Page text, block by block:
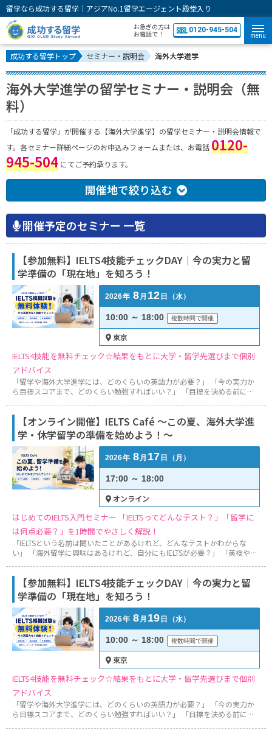
留学なら成功する留学｜アジアNo.1留学エージェント殿堂入り
お急ぎの方は
お電話で！
0120-945-504
menu
成功する留学トップ セミナー・説明会 海外大学進学
海外大学進学の留学セミナー・説明会（無
料）
「成功する留学」が開催する【海外大学進学】の留学セミナー・説明会情報で
す。各セミナー詳細ページのお申込みフォームまたは、お電話0120-
945-504 にてご予約承ります。
開催地で絞り込む
開催予定のセミナー 一覧
【参加無料】IELTS4技能チェックDAY｜今の実力と留
学準備の「現在地」を知ろう！
2026年 8月 12 日 （水）
10:00 ～ 18:00 複数時間で開催
東京
IELTS4技能を無料チェック☆結果をもとに大学・留学先選びまで個別
アドバイス
「留学や海外大学進学には、どのくらいの英語力が必要？」 「今の実力か
ら目標スコアまで、どのくらい勉強すればいい？」 「目標を決める前に、
ント」です。 当日は、「成功する留学」の東京・日本橋本社へお越しいた
だき、パソコンを使ってIE...
【オンライン開催】IELTS Café ～この夏、海外大学進
学・休学留学の準備を始めよう！～
2026年 8月 17 日 （月）
17:00 ～ 18:00
オンライン
はじめてのIELTS入門セミナー 「IELTSってどんなテスト？」「留学に
は何点必要？」を1時間でやさしく解説！
「IELTSという名前は聞いたことがあるけれど、どんなテストかわからな
い」 「海外留学に興味はあるけれど、自分にもIELTSが必要？」 「英検や
す。 夏休みは、将来の進路や留学について考え、準備を始めるのにぴった
りのタイミングです。 ...
【参加無料】IELTS4技能チェックDAY｜今の実力と留
学準備の「現在地」を知ろう！
2026年 8月 19 日 （水）
10:00 ～ 18:00 複数時間で開催
東京
IELTS4技能を無料チェック☆結果をもとに大学・留学先選びまで個別
アドバイス
「留学や海外大学進学には、どのくらいの英語力が必要？」 「今の実力か
ら目標スコアまで、どのくらい勉強すればいい？」 「目標を決める前に、